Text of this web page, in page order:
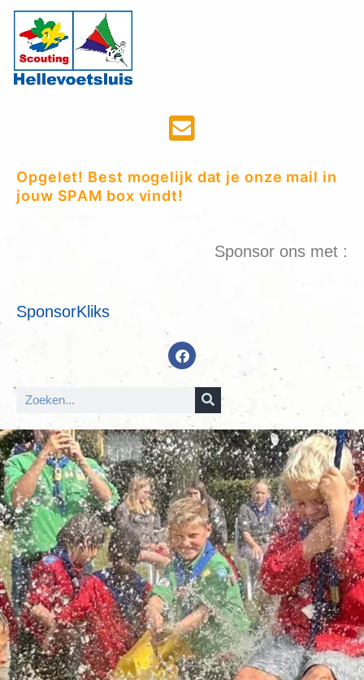
Opgelet! Best mogelijk dat je onze mail in
jouw SPAM box vindt!
Sponsor ons met :
SponsorKliks